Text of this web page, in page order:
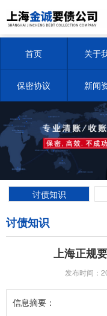
首页 关于
保密协议 新闻
讨债知识
讨债知识
上海正规
发布时间：
信息摘要：